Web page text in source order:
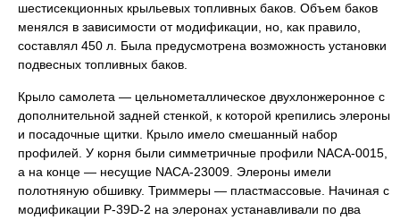
шестисекционных крыльевых топливных баков. Объем баков
менялся в зависимости от модификации, но, как правило,
составлял 450 л. Была предусмотрена возможность установки
подвесных топливных баков.
Крыло самолета — цельнометаллическое двухлонжеронное с
дополнительной задней стенкой, к которой крепились элероны
и посадочные щитки. Крыло имело смешанный набор
профилей. У корня были симметричные профили NАСА-0015,
а на конце — несущие NАСА-23009. Элероны имели
полотняную обшивку. Триммеры — пластмассовые. Начиная с
модификации Р-39D-2 на элеронах устанавливали по два